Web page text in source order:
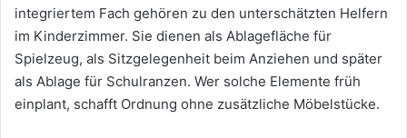
integriertem Fach gehören zu den unterschätzten Helfern
im Kinderzimmer. Sie dienen als Ablagefläche für
Spielzeug, als Sitzgelegenheit beim Anziehen und später
als Ablage für Schulranzen. Wer solche Elemente früh
einplant, schafft Ordnung ohne zusätzliche Möbelstücke.